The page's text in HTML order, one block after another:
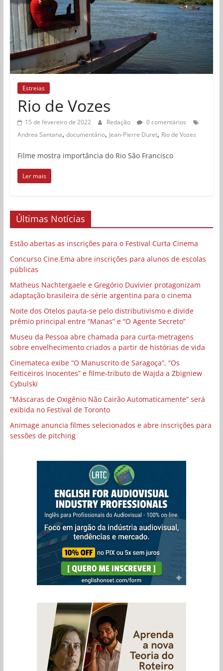
Estreias
Rio de Vozes
15 de fevereiro de 2022 Redação
0 comentários
Andrea Santana, documentário, Jean-Pierre Duret, Rio de Vozes
Filme mostra importância do Rio São Francisco
Ler mais
Últimas Notícias
Estão abertas as inscrições para o Festival Curta Cinema
Concurso Cine.Ema abre inscrições para alunos de escolas
públicas
Matheus Nachtergaele e Gregório Duvivier protagonizam
adaptação brasileira de série argentina para o cinema
Noite dos Otelos pauta-se pelo distributivismo e divide
prêmio principal entre “Manas” e “O Agente Secreto”
Museu da Pessoa abre chamada para curta-metragens
sobre envelhecimento criados a partir de histórias de vida
Cinemateca exibe “O Manuscrito de Saragoça”, “Os
Feiticeiros Inocentes” e filme-tributo de Wajda a Zbigniew
Cybulski
“Máscaras de Oxigênio Não Cairão Automaticamente” será
exibida no Festival de Toronto
Animage anuncia filmes selecionados e abre inscrições para
sessões de pitching